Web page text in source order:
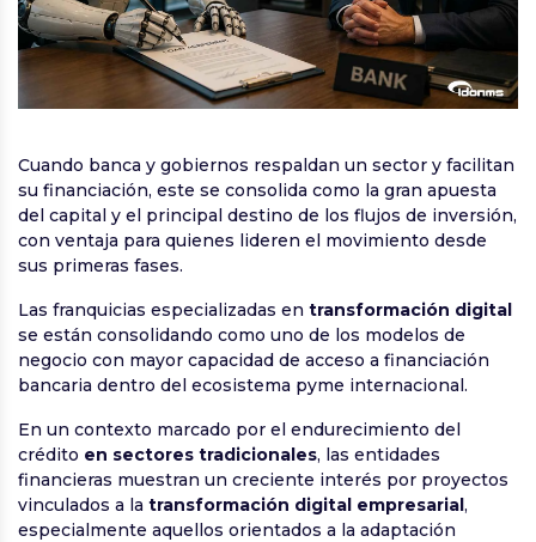
Cuando banca y gobiernos respaldan un sector y facilitan
su financiación, este se consolida como la gran apuesta
del capital y el principal destino de los flujos de inversión,
con ventaja para quienes lideren el movimiento desde
sus primeras fases.
Las franquicias especializadas en transformación digital
se están consolidando como uno de los modelos de
negocio con mayor capacidad de acceso a financiación
bancaria dentro del ecosistema pyme internacional.
En un contexto marcado por el endurecimiento del
crédito en sectores tradicionales, las entidades
financieras muestran un creciente interés por proyectos
vinculados a la transformación digital empresarial,
especialmente aquellos orientados a la adaptación